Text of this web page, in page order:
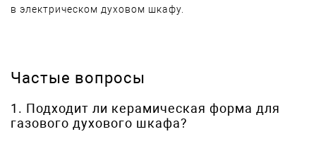
в электрическом духовом шкафу.
Частые вопросы
1. Подходит ли керамическая форма для
газового духового шкафа?